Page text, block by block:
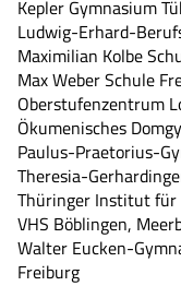
Kepler Gymnasium
Ludwig-Erhard-
Maximilian Kolbe
Max Weber Schule
Oberstufenzentrum
Ökumenisches
Paulus-Praetorius-
Theresia-
Thüringer Institut
VHS Böblingen,
Walter Eucken-
Freiburg